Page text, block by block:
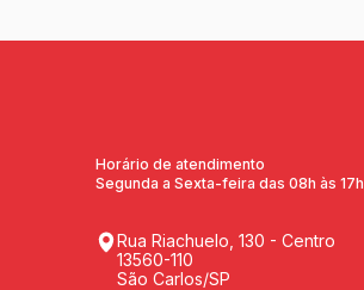
Horário de atendimento
Segunda a Sexta-feira das 08h às 17h
Rua Riachuelo, 130 - Centro
13560-110
São Carlos/SP